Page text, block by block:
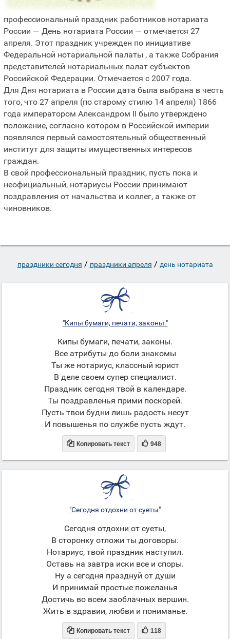
профессиональный праздник работников нотариата
России — День нотариата России — отмечается 27
апреля. Этот праздник учрежден по инициативе
Федеральной нотариальной палаты , а также Собрания
представителей нотариальных палат субъектов
Российской Федерации. Отмечается с 2007 года.
Для Дня нотариата в России дата была выбрана в честь
того, что 27 апреля (по старому стилю 14 апреля) 1866
года императором Александром II было утверждено
положение, согласно котором в Российской империи
появлялся первый самостоятельный общественный
институт для защиты имущественных интересов
граждан.
В свой профессиональный праздник, пусть пока и
неофициальный, нотариусы России принимают
поздравления от начальства и коллег, а также от
чиновников.
праздники сегодня / праздники апреля / день нотариата
"Кипы бумаги, печати, законы."
Кипы бумаги, печати, законы.
Все атрибуты до боли знакомы
Ты же нотариус, классный юрист
В деле своем супер специалист.
Праздник сегодня твой в календаре.
Ты поздравленья прими поскорей.
Пусть твои будни лишь радость несут
И повышенья по службе пусть ждут.
 Копировать текст  948
"Сегодня отдохни от суеты"
Сегодня отдохни от суеты,
В сторонку отложи ты договоры.
Нотариус, твой праздник наступил.
Оставь на завтра иски все и споры.
Ну а сегодня празднуй от души
И принимай простые пожеланья
Достичь во всем заоблачных вершин.
Жить в здравии, любви и пониманье.
 Копировать текст  118